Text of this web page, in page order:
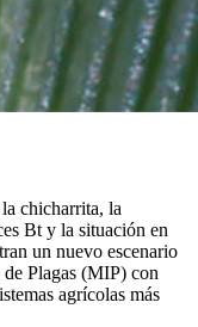
chicharrita, la
Bt y la situación en
un nuevo escenario
Plagas (MIP) con
agrícolas más